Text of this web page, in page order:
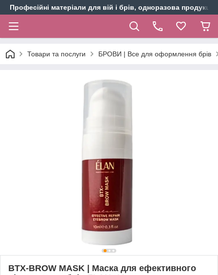
Професійні матеріали для вій і брів, одноразова продукція
Товари та послуги БРОВИ | Все для оформлення брів
BTX-BROW MASK | Маска для ефективного